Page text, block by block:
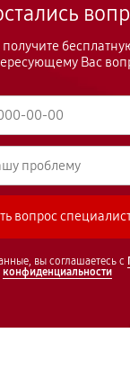
получите
Вас
вы соглашаетесь с
конфиденциальности